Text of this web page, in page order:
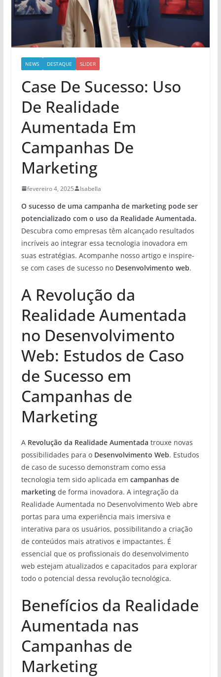
NEWS DESTAQUE SLIDER
Case De Sucesso: Uso
De Realidade
Aumentada Em
Campanhas De
Marketing
fevereiro 4, 2025 Isabella
O sucesso de uma campanha de marketing pode ser
potencializado com o uso da Realidade Aumentada.
Descubra como empresas têm alcançado resultados
incríveis ao integrar essa tecnologia inovadora em
suas estratégias. Acompanhe nosso artigo e inspire-
se com cases de sucesso no Desenvolvimento web.
A Revolução da
Realidade Aumentada
no Desenvolvimento
Web: Estudos de Caso
de Sucesso em
Campanhas de
Marketing
A Revolução da Realidade Aumentada trouxe novas
possibilidades para o Desenvolvimento Web. Estudos
de caso de sucesso demonstram como essa
tecnologia tem sido aplicada em campanhas de
marketingde forma inovadora. A integração da
Realidade Aumentada no Desenvolvimento Web abre
portas para uma experiência mais imersiva e
interativa para os usuários, possibilitando a criação
de conteúdos mais atrativos e impactantes. É
essencial que os profissionais do desenvolvimento
web estejam atualizados e capacitados para explorar
todo o potencial dessa revolução tecnológica.
Benefícios da Realidade
Aumentada nas
Campanhas de
Marketing